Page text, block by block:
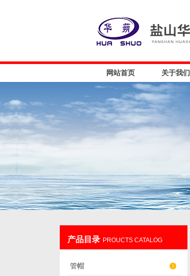
网站首页 关于我们
产品目录 PROUCTS CATALOG
管帽